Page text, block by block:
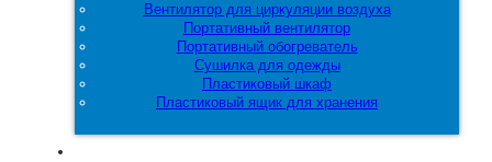
Вентилятор для циркуляции воздуха
Портативный вентилятор
Портативный обогреватель
Сушилка для одежды
Пластиковый шкаф
Пластиковый ящик для хранения